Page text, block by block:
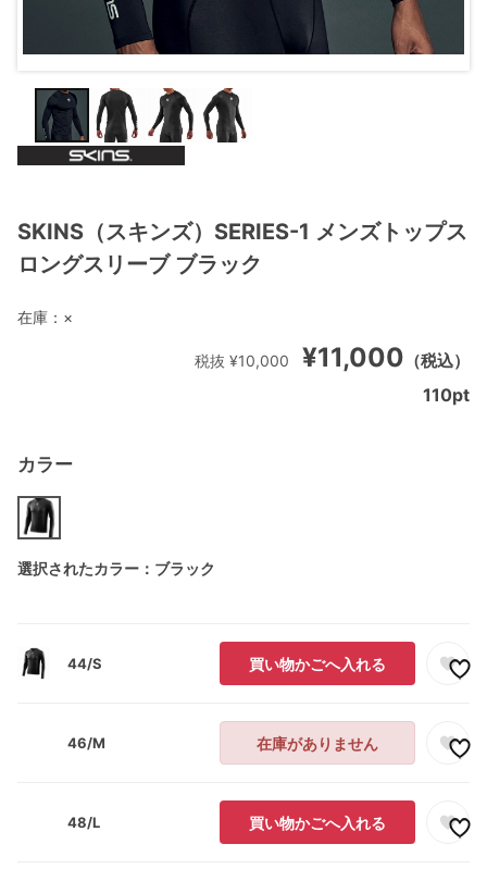
SKINS（スキンズ）SERIES-1 メンズトップス
ロングスリーブ ブラック
¥11,000 （税込）
税抜 ¥10,000
カラー
選択されたカラー：ブラック
44/S 買い物かごへ入れる
46/M 在庫がありません
48/L 買い物かごへ入れる
在庫： ×
110pt